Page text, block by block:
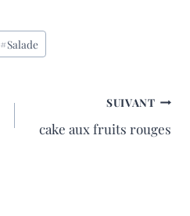
r
#Salade
SUIVANT
cake aux fruits rouges